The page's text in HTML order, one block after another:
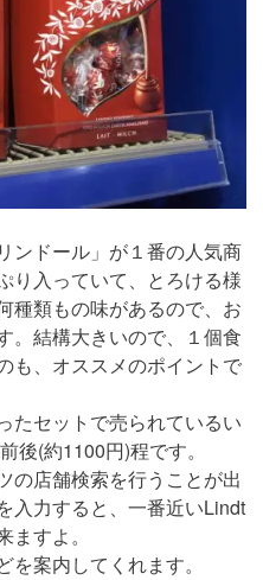
ンドール」が１番の人気商
り入っていて、とろける様
種類もの味があるので、お
。結構大きいので、１個食
も、オススメのポイントで
たセットで売られているい
後(約1100円)程です。
の店舗検索を行うことが出
入力すると、一番近いLindt
すよ。
案内してくれます。